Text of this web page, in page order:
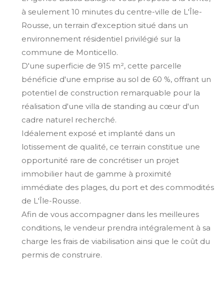
à seulement 10 minutes du centre-ville de L'Île-
Rousse, un terrain d'exception situé dans un
environnement résidentiel privilégié sur la
commune de Monticello.
D'une superficie de 915 m², cette parcelle
bénéficie d'une emprise au sol de 60 %, offrant un
potentiel de construction remarquable pour la
réalisation d'une villa de standing au cœur d'un
cadre naturel recherché.
Idéalement exposé et implanté dans un
lotissement de qualité, ce terrain constitue une
opportunité rare de concrétiser un projet
immobilier haut de gamme à proximité
immédiate des plages, du port et des commodités
de L'Île-Rousse.
Afin de vous accompagner dans les meilleures
conditions, le vendeur prendra intégralement à sa
charge les frais de viabilisation ainsi que le coût du
permis de construire.